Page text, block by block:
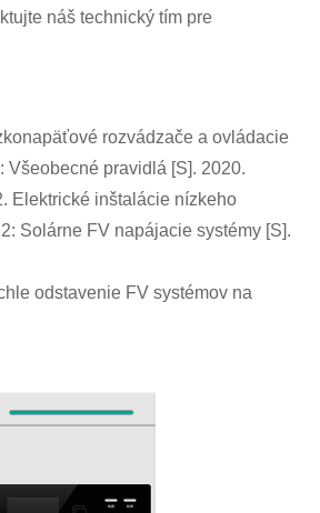
náš technický tím pre
rozvádzače a ovládacie
Všeobecné pravidlá [S]. 2020.
Elektrické inštalácie nízkeho
Solárne FV napájacie systémy [S].
odstavenie FV systémov na